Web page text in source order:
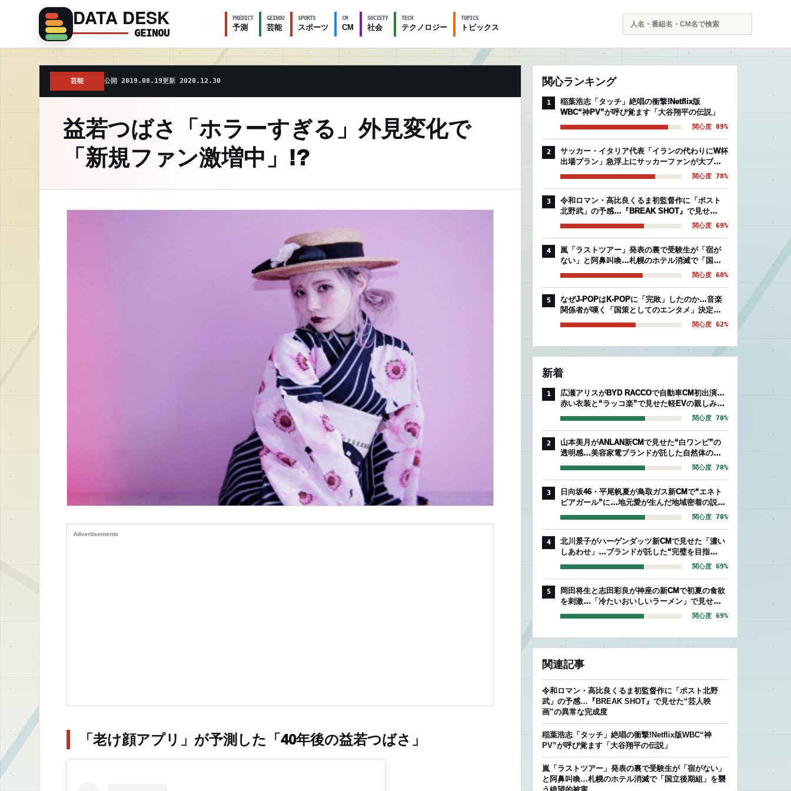
DATA DESK
GEINOU
PREDICT
予測
GEINOU
芸能
SPORTS
スポーツ
CM
CM
SOCIETY
社会
TECH
テクノロジー
TOPICS
トピックス
索
芸能 公開 2019.08.19更新 2020.12.30
益若つばさ「ホラーすぎる」外見変化で
「新規ファン激増中」!?
Advertisements
「老け顔アプリ」が予測した「40年後の益若つばさ」
関心ランキング
1
稲葉浩志「タッチ」絶唱の衝撃!Netflix版
WBC“神PV”が呼び覚ます「大谷翔平の伝説」
関心度 89%
2
サッカー・イタリア代表「イランの代わりにW杯
出場プラン」急浮上にサッカーファンが大ブー
イングの理由
関心度 78%
3
令和ロマン・高比良くるま初監督作に「ポスト
北野武」の予感…『BREAK SHOT』で見せ
た“芸人映画”の異常な完成度
関心度 69%
4
嵐「ラストツアー」発表の裏で受験生が「宿が
ない」と阿鼻叫喚…札幌のホテル消滅で「国立
後期組」を襲う絶望的被害
関心度 68%
5
なぜJ-POPはK-POPに「完敗」したのか…音楽
関係者が嘆く「国策としてのエンタメ」決定的
な温度差
関心度 62%
新着
1
広瀬アリスがBYD RACCOで自動車CM初出演…
赤い衣装と“ラッコ楽”で見せた軽EVの親しみや
すさ
関心度 70%
2
山本美月がANLAN新CMで見せた“白ワンピ”の
透明感…美容家電ブランドが託した自然体のセ
ルフケア
関心度 70%
3
日向坂46・平尾帆夏が鳥取ガス新CMで“エネト
ピアガール”に…地元愛が生んだ地域密着の説得
力
関心度 70%
4
北川景子がハーゲンダッツ新CMで見せた「濃い
しあわせ」…ブランドが託した“完璧を目指
す”存在感
関心度 69%
5
岡田将生と志田彩良が神座の新CMで初夏の食欲
を刺激…「冷たいおいしいラーメン」で見せた
爽やかな相性
関心度 69%
関連記事
令和ロマン・高比良くるま初監督作に「ポスト北野
武」の予感…『BREAK SHOT』で見せた“芸人映
画”の異常な完成度
稲葉浩志「タッチ」絶唱の衝撃!Netflix版WBC“神
PV”が呼び覚ます「大谷翔平の伝説」
嵐「ラストツアー」発表の裏で受験生が「宿がない」
と阿鼻叫喚…札幌のホテル消滅で「国立後期組」を襲